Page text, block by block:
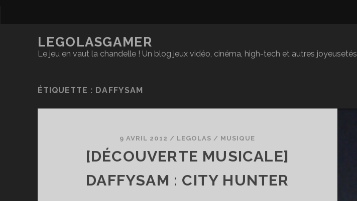
LEGOLASGAMER
Le jeu en vaut la chandelle ! Un blog jeux vidéo, cinéma, high-tech et autres joyeusetés
ÉTIQUETTE : DAFFYSAM
9 AVRIL 2012 / LEGOLAS / MUSIQUE
[DÉCOUVERTE MUSICALE]
DAFFYSAM : CITY HUNTER